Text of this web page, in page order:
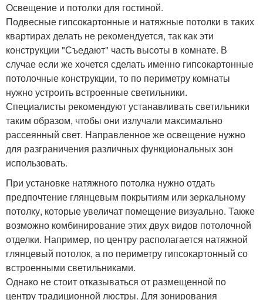
Освещение и потолки для гостиной.
Подвесные гипсокартонные и натяжные потолки в таких
квартирах делать не рекомендуется, так как эти
конструкции "Съедают" часть высоты в комнате. В
случае если же хочется сделать именно гипсокартонные
потолочные конструкции, то по периметру комнаты
нужно устроить встроенные светильники.
Специалисты рекомендуют устанавливать светильники
таким образом, чтобы они излучали максимально
рассеянный свет. Направленное же освещение нужно
для разграничения различных функциональных зон
использовать.
При установке натяжного потолка нужно отдать
предпочтение глянцевым покрытиям или зеркальному
потолку, которые увеличат помещение визуально. Также
возможно комбинирование этих двух видов потолочной
отделки. Например, по центру располагается натяжной
глянцевый потолок, а по периметру гипсокартонный со
встроенными светильниками.
Однако не стоит отказываться от размещенной по
центру традиционной люстры. Для зонирования